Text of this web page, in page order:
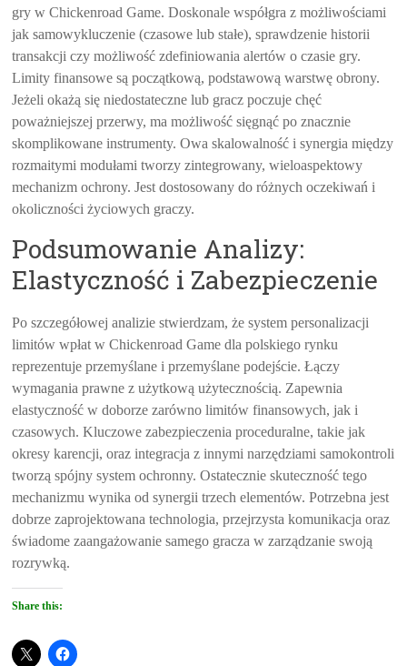
gry w Chickenroad Game. Doskonale współgra z możliwościami
jak samowykluczenie (czasowe lub stałe), sprawdzenie historii
transakcji czy możliwość zdefiniowania alertów o czasie gry.
Limity finansowe są początkową, podstawową warstwę obrony.
Jeżeli okażą się niedostateczne lub gracz poczuje chęć
poważniejszej przerwy, ma możliwość sięgnąć po znacznie
skomplikowane instrumenty. Owa skalowalność i synergia między
rozmaitymi modułami tworzy zintegrowany, wieloaspektowy
mechanizm ochrony. Jest dostosowany do różnych oczekiwań i
okoliczności życiowych graczy.
Podsumowanie Analizy:
Elastyczność i Zabezpieczenie
Po szczegółowej analizie stwierdzam, że system personalizacji
limitów wpłat w Chickenroad Game dla polskiego rynku
reprezentuje przemyślane i przemyślane podejście. Łączy
wymagania prawne z użytkową użytecznością. Zapewnia
elastyczność w doborze zarówno limitów finansowych, jak i
czasowych. Kluczowe zabezpieczenia proceduralne, takie jak
okresy karencji, oraz integracja z innymi narzędziami samokontroli
tworzą spójny system ochronny. Ostatecznie skuteczność tego
mechanizmu wynika od synergii trzech elementów. Potrzebna jest
dobrze zaprojektowana technologia, przejrzysta komunikacja oraz
świadome zaangażowanie samego gracza w zarządzanie swoją
rozrywką.
Share this: